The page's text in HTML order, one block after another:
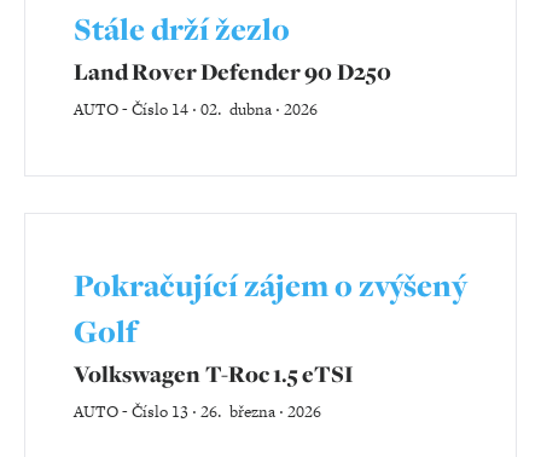
Stále drží žezlo
Land Rover Defender 90 D250
AUTO-Číslo 14 ‧ 02. dubna ‧ 2026
Pokračující zájem o zvýšený
Golf
Volkswagen T-Roc 1.5 eTSI
AUTO-Číslo 13 ‧ 26. března ‧ 2026